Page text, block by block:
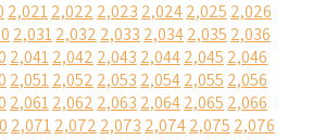
2,0212,022 2,023 2,0242,025 2,026
2,0312,032 2,033 2,0342,035 2,036
2,0412,042 2,043 2,0442,045 2,046
2,0512,052 2,053 2,0542,055 2,056
2,0612,062 2,063 2,0642,065 2,066
2,0712,072 2,073 2,0742,075 2,076